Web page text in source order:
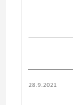
28.9.2021